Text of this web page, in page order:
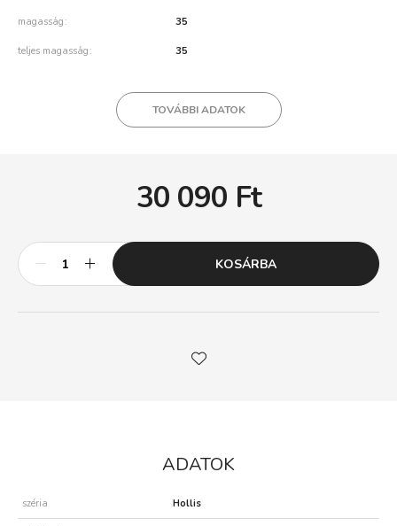
magasság 35
teljes magasság 35
TOVÁBBI ADATOK
30 090 Ft
KOSÁRBA
ADATOK
széria Hollis